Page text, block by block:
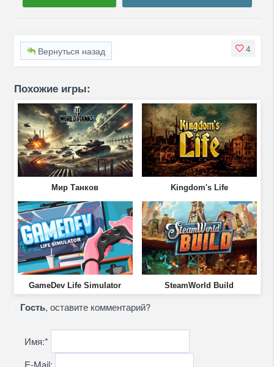
4
Вернуться назад
Похожие игры:
Мир Танков Kingdom's Life
GameDev Life Simulator SteamWorld Build
Гость, оставите комментарий?
Имя:*
E-Mail: